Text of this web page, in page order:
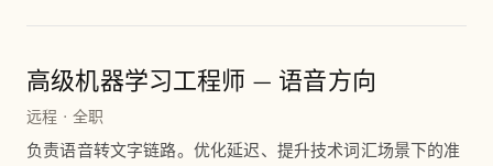
高级机器学习工程师 — 语音方向
远程 · 全职
负责语音转文字链路。优化延迟、提升技术词汇场景下的准